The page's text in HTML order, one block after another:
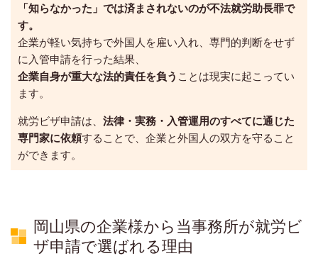
「知らなかった」では済まされないのが不法就労助長罪で
す。
企業が軽い気持ちで外国人を雇い入れ、専門的判断をせず
に入管申請を行った結果、
企業自身が重大な法的責任を負う ことは現実に起こってい
ます。
就労ビザ申請は、 法律・実務・入管運用のすべてに通じた
専門家に依頼することで、企業と外国人の双方を守ること
ができます。
岡山県の企業様から当事務所が就労ビ
ザ申請で選ばれる理由